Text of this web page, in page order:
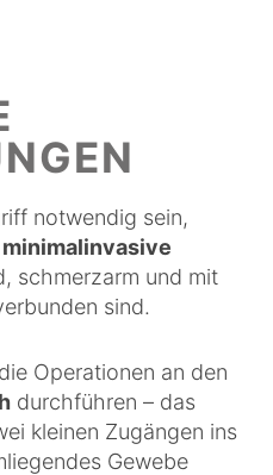
notwendig sein,
schmerzarm und mit
sind.
Operationen an den
durchführen – das
kleinen Zugängen ins
Gewebe